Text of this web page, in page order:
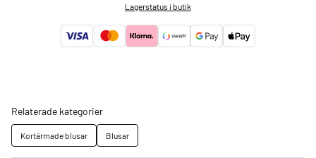
Lagerstatus i butik
Relaterade kategorier
Kortärmade blusar Blusar